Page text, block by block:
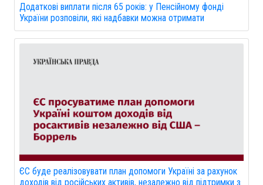
Додаткові виплати після 65 років: у Пенсійному фонді
України розповіли, які надбавки можна отримати
ЄС буде реалізовувати план допомоги Україні за рахунок
доходів від російських активів, незалежно від підтримки з